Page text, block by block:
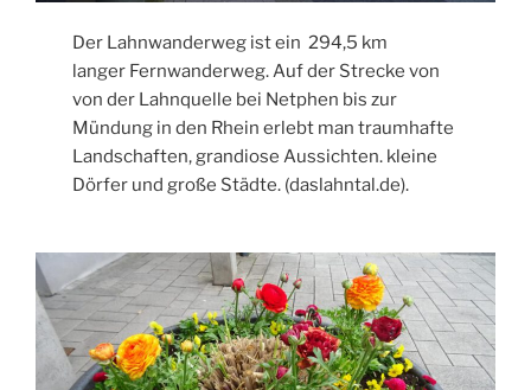
Der Lahnwanderweg ist ein 294,5 km
langer Fernwanderweg. Auf der Strecke von
von der Lahnquelle bei Netphen bis zur
Mündung in den Rhein erlebt man traumhafte
Landschaften, grandiose Aussichten. kleine
Dörfer und große Städte. (daslahntal.de).